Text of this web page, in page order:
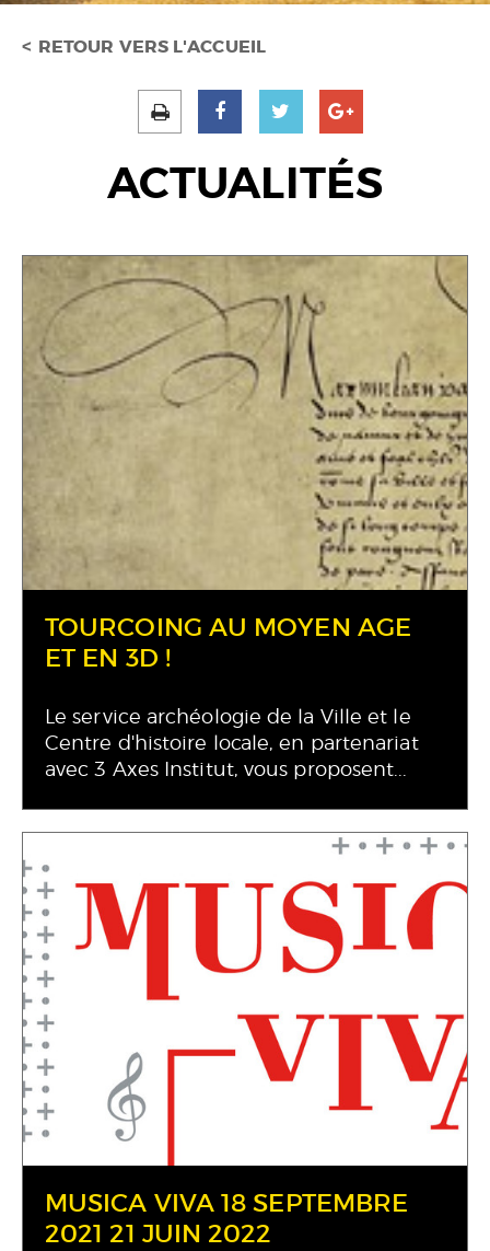
RETOUR VERS L'ACCUEIL
ACTUALITÉS
TOURCOING AU MOYEN AGE
ET EN 3D !
Le service archéologie de la Ville et le
Centre d'histoire locale, en partenariat
avec 3 Axes Institut, vous proposent...
MUSICA VIVA 18 SEPTEMBRE
2021 21 JUIN 2022